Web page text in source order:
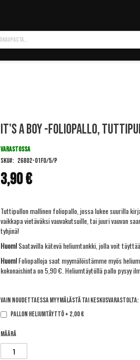
It's a Boy -foliopallo,
3,90 €
VARASTOSSA
SKU
26802-01FO/5/P
Tuttipullon mallinen foliopallo, jossa lukee suurilla
vaikkapa vietäväksi vauvakutsuille, tai juuri vauvan
tyhjinä!
Huom!Saatavilla käteväheliumtankki , jolla voit
Huom!Foliopalloja saat myymälöistämme myös
kokonaishinta on 5,90 €. Heliumtäytöllä pallo pysyy
Vain noudettaessa myymälästä tai keskusvarastolta:
Pallon heliumtäyttö+ 2,00 €
Määrä